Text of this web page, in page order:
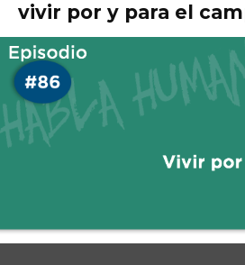
vivir por y para el